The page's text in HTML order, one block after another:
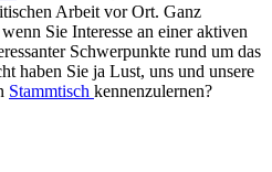
Arbeit vor Ort. Ganz
Sie Interesse an einer aktiven
Schwerpunkte rund um das
haben Sie ja Lust, uns und unsere
Stammtisch kennenzulernen?